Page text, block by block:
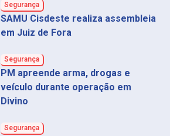
Segurança
SAMU Cisdeste realiza assembleia
em Juiz de Fora
Segurança
PM apreende arma, drogas e
veículo durante operação em
Divino
Segurança